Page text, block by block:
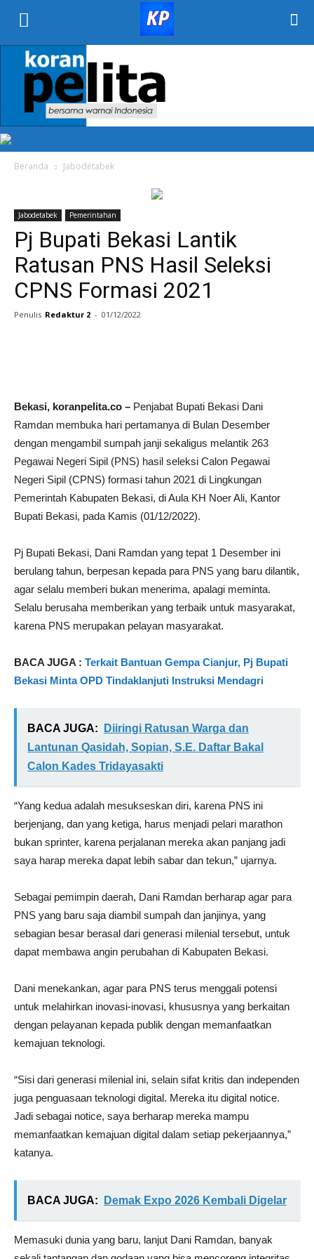
PELITA
Beranda Jabodetabek
Jabodetabek Pemerintahan
Pj Bupati Bekasi Lantik
Ratusan PNS Hasil Seleksi
CPNS Formasi 2021
Penulis Redaktur 2 - 01/12/2022
Bekasi, koranpelita.co – Penjabat Bupati Bekasi Dani
Ramdan membuka hari pertamanya di Bulan Desember
dengan mengambil sumpah janji sekaligus melantik 263
Pegawai Negeri Sipil (PNS) hasil seleksi Calon Pegawai
Negeri Sipil (CPNS) formasi tahun 2021 di Lingkungan
Pemerintah Kabupaten Bekasi, di Aula KH Noer Ali, Kantor
Bupati Bekasi, pada Kamis (01/12/2022).
Pj Bupati Bekasi, Dani Ramdan yang tepat 1 Desember ini
berulang tahun, berpesan kepada para PNS yang baru dilantik,
agar selalu memberi bukan menerima, apalagi meminta.
Selalu berusaha memberikan yang terbaik untuk masyarakat,
karena PNS merupakan pelayan masyarakat.
BACA JUGA : Terkait Bantuan Gempa Cianjur, Pj Bupati
Bekasi Minta OPD Tindaklanjuti Instruksi Mendagri
BACA JUGA:
Diiringi Ratusan Warga dan
Lantunan Qasidah, Sopian, S.E. Daftar Bakal
Calon Kades Tridayasakti
“Yang kedua adalah mesukseskan diri, karena PNS ini
berjenjang, dan yang ketiga, harus menjadi pelari marathon
bukan sprinter, karena perjalanan mereka akan panjang jadi
saya harap mereka dapat lebih sabar dan tekun,” ujarnya.
Sebagai pemimpin daerah, Dani Ramdan berharap agar para
PNS yang baru saja diambil sumpah dan janjinya, yang
sebagian besar berasal dari generasi milenial tersebut, untuk
dapat membawa angin perubahan di Kabupaten Bekasi.
Dani menekankan, agar para PNS terus menggali potensi
untuk melahirkan inovasi-inovasi, khususnya yang berkaitan
dengan pelayanan kepada publik dengan memanfaatkan
kemajuan teknologi.
“Sisi dari generasi milenial ini, selain sifat kritis dan independen
juga penguasaan teknologi digital. Mereka itu digital notice.
Jadi sebagai notice, saya berharap mereka mampu
memanfaatkan kemajuan digital dalam setiap pekerjaannya,”
katanya.
BACA JUGA: Demak Expo 2026 Kembali Digelar
Memasuki dunia yang baru, lanjut Dani Ramdan, banyak